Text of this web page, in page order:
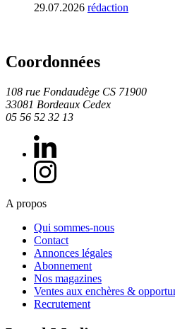
29.07.2026 rédaction
Coordonnées
108 rue Fondaudège CS 71900
33081 Bordeaux Cedex
05 56 52 32 13
A propos
Qui sommes-nous
Contact
Annonces légales
Abonnement
Nos magazines
Ventes aux enchères &
Recrutement